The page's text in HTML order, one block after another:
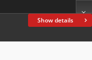
Show details